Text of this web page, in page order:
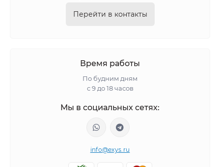
Перейти в контакты
Время работы
По будним дням
с 9 до 18 часов
Мы в социальных сетях:
info@exys.ru